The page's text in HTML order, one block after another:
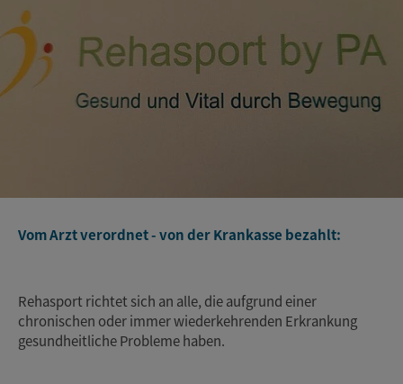
Vom Arzt verordnet - von der Krankasse bezahlt:
Rehasport richtet sich an alle, die aufgrund einer
chronischen oder immer wiederkehrenden Erkrankung
gesundheitliche Probleme haben.